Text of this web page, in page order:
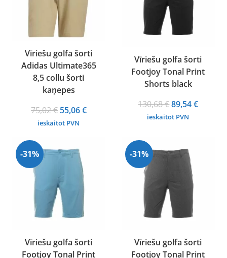
Vīriešu golfa šorti
Adidas Ultimate365
8,5 collu šorti
kaņepes
75,02€ Original
price
75,02 €.
55,06€Current
ieskaitot PVN
Vīriešu golfa šorti
Footjoy Tonal Print
Shorts black
130,68€Original
price
89,54€
ieskaitot PVN
-31%
Vīriešu golfa šorti
Footjoy Tonal Print
-31%
Vīriešu golfa šorti
Footjoy Tonal Print